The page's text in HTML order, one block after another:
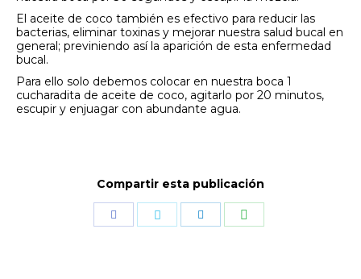
El aceite de coco también es efectivo para reducir las
bacterias, eliminar toxinas y mejorar nuestra salud bucal en
general; previniendo así la aparición de esta enfermedad
bucal.
Para ello solo debemos colocar en nuestra boca 1
cucharadita de aceite de coco, agitarlo por 20 minutos,
escupir y enjuagar con abundante agua.
Compartir esta publicación
Compartir
Compartir